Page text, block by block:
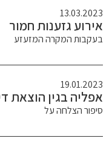
13.03.2023
אירוע גזענות חמור
בעקבות המקרה המזעזע
19.01.2023
אפליה בגין הוצאת
סיפור הצלחה על